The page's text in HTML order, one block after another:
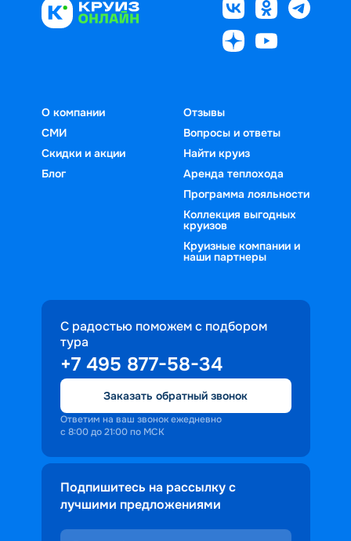
О компании
СМИ
Скидки и акции
Блог
Отзывы
Вопросы и ответы
Найти круиз
Аренда теплохода
Программа лояльности
Коллекция выгодных
круизов
Круизные компании и
наши партнеры
С радостью поможем с подбором
тура
+7 495 877-58-34
Заказать обратный звонок
Ответим на ваш звонок ежедневно
с 8:00 до 21:00 по МСК
Подпишитесь на рассылку с
лучшими предложениями